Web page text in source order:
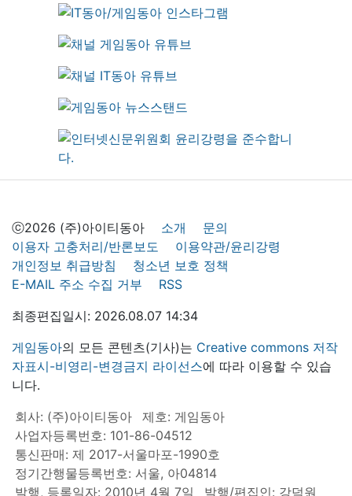
ⓒ2026 (주)아이티동아 소개
문의
이용자 고충처리/반론보도
이용약관/윤리강령
개인정보 취급방침
청소년 보호 정책
E-MAIL 주소 수집 거부
RSS
최종편집일시: 2026.08.07 14:34
게임동아의 모든 콘텐츠(기사)는 Creative commons 저작
자표시-비영리-변경금지 라이선스에 따라 이용할 수 있습
니다.
회사: (주)아이티동아
제호: 게임동아
사업자등록번호: 101-86-04512
통신판매: 제 2017-서울마포-1990호
정기간행물등록번호: 서울, 아04814
발행, 등록일자: 2010년 4월 7일
발행/편집인: 강덕원